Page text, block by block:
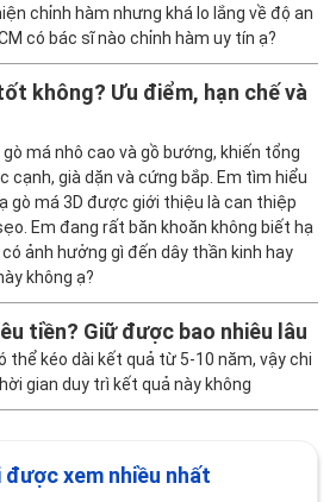
chỉnh hàm nhưng khá lo lắng về độ an
có bác sĩ nào chỉnh hàm uy tín ạ?
không? Ưu điểm, hạn chế và
má nhô cao và gồ bướng, khiến tổng
cạnh, già dặn và cứng bắp. Em tìm hiểu
gò má 3D được giới thiệu là can thiệp
Em đang rất băn khoăn không biết hạ
ảnh hưởng gì đến dây thần kinh hay
không ạ?
tiền? Giữ được bao nhiêu lâu
thể kéo dài kết quả từ 5-10 năm, vậy chi
gian duy trì kết quả này không
được xem nhiều nhất